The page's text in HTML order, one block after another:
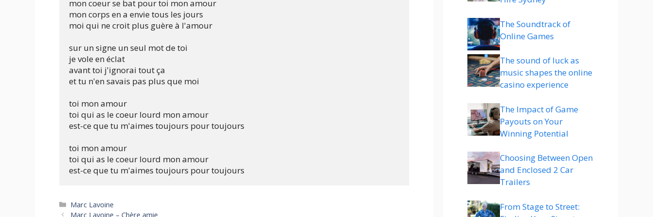
mon coeur se bat pour toi mon amour
mon corps en a envie tous les jours
moi qui ne croit plus guère à l'amour
sur un signe un seul mot de toi
je vole en éclat
avant toi j'ignorai tout ça
et tu n'en savais pas plus que moi
toi mon amour
toi qui as le coeur lourd mon amour
est-ce que tu m'aimes toujours pour toujours
toi mon amour
toi qui as le coeur lourd mon amour
Categories
Marc Lavoine
Marc Lavoine – Chère amie
The Soundtrack of
Online Games
The sound of luck as
music shapes the online
casino experience
The Impact of Game
Payouts on Your
Winning Potential
Choosing Between Open
and Enclosed 2 Car
Trailers
From Stage to Street: